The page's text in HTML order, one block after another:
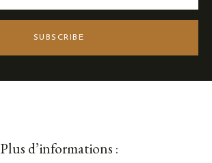
SUBSCRIBE
Plus d’informations :